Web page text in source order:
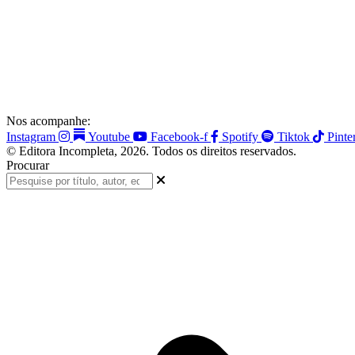
Nos acompanhe:
Instagram
Youtube Facebook-f Spotify Tiktok
© Editora Incompleta, 2026. Todos os direitos reservados.
Procurar